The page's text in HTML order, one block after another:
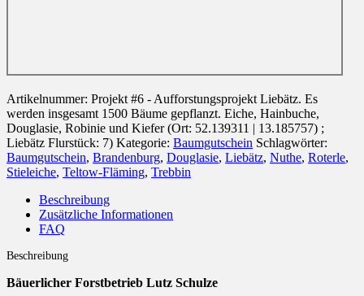
Artikelnummer: Projekt #6 - Aufforstungsprojekt Liebätz. Es
werden insgesamt 1500 Bäume gepflanzt. Eiche, Hainbuche,
Douglasie, Robinie und Kiefer (Ort: 52.139311 | 13.185757) ;
Liebätz Flurstück: 7) Kategorie: Baumgutschein Schlagwörter:
Baumgutschein, Brandenburg, Douglasie, Liebätz, Nuthe, Roterle,
Stieleiche, Teltow-Fläming, Trebbin
Beschreibung
Zusätzliche Informationen
FAQ
Beschreibung
Bäuerlicher Forstbetrieb Lutz Schulze